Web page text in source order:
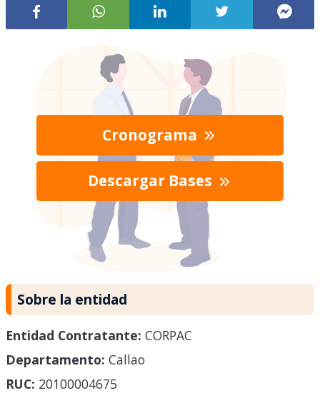
Cronograma
Descargar Bases
Sobre la entidad
Entidad Contratante: CORPAC
Departamento: Callao
RUC: 20100004675